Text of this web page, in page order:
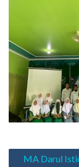
Navigasi
MA Darul